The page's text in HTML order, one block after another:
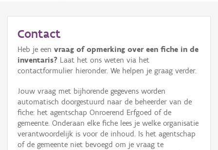
Erfgoedobject
Aanduidingsobject
Waarneming
Thema
Gebeurtenis
Contact
Heb je een vraag of opmerking over een fiche in de
inventaris? Laat het ons weten via het
contactformulier hieronder. We helpen je graag verder.
Jouw vraag met bijhorende gegevens worden
automatisch doorgestuurd naar de beheerder van de
fiche: het agentschap Onroerend Erfgoed of de
gemeente. Onderaan elke fiche lees je welke organisatie
verantwoordelijk is voor de inhoud. Is het agentschap
of de gemeente niet bevoegd om je vraag te